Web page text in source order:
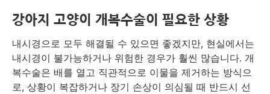
강아지 고양이 개복수술이 필요한 상황
내시경으로 모두 해결될 수 있으면 좋겠지만, 현실에서는
내시경이 불가능하거나 위험한 경우가 훨씬 많습니다. 개
복수술은 배를 열고 직관적으로 이물을 제거하는 방식으
로, 상황이 복잡하거나 장기 손상이 의심될 때 반드시 선